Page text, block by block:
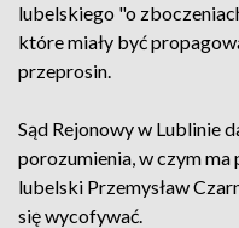
lubelskiego "o
które miały być
przeprosin.
Sąd Rejonowy w Lublinie
porozumienia, w czym
lubelski Przemysław
się wycofywać.